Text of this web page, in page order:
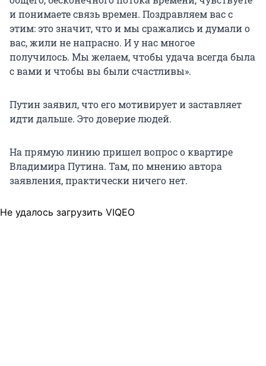
и понимаете связь времен. Поздравляем вас с
этим: это значит, что и мы сражались и думали о
вас, жили не напрасно. И у нас многое
получилось. Мы желаем, чтобы удача всегда была
с вами и чтобы вы были счастливы».
Путин заявил, что его мотивирует и заставляет
идти дальше. Это доверие людей.
На прямую линию пришел вопрос о квартире
Владимира Путина. Там, по мнению автора
заявления, практически ничего нет.
Не удалось загрузить VIQEO